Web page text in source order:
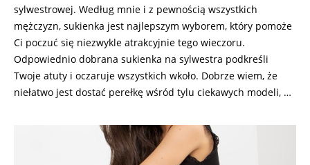
sylwestrowej. Według mnie i z pewnością wszystkich
mężczyzn, sukienka jest najlepszym wyborem, który pomoże
Ci poczuć się niezwykle atrakcyjnie tego wieczoru.
Odpowiednio dobrana sukienka na sylwestra podkreśli
Twoje atuty i oczaruje wszystkich wkoło. Dobrze wiem, że
niełatwo jest dostać perełkę wśród tylu ciekawych modeli, …